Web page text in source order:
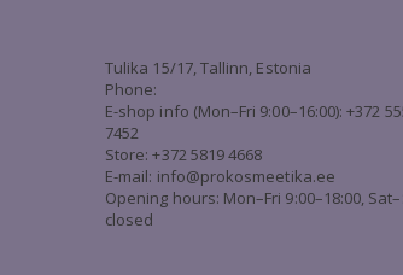
Tulika 15/17, Tallinn, Estonia
Phone:
E-shop info (Mon–Fri 9:00–16:00): +372
7452
Store: +372 5819 4668
E-mail: info@prokosmeetika.ee
Opening hours: Mon–Fri 9:00–18:00,
closed